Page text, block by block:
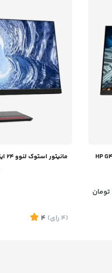
تومان
(4 رای)
4